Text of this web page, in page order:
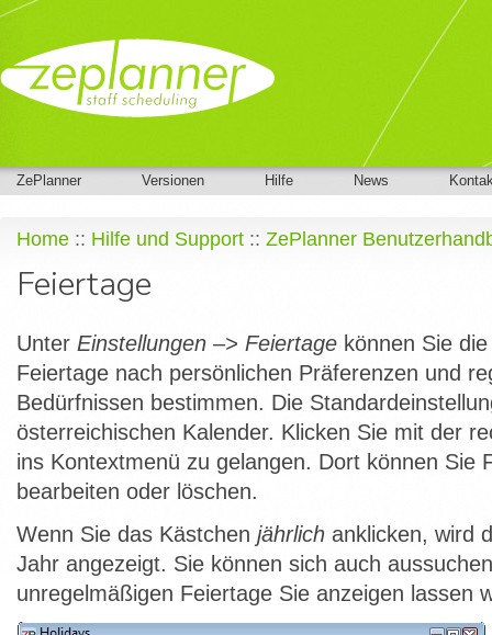
ZePlanner Versionen Hilfe News
Home :: Hilfe und Support :: ZePlanner
Feiertage
Unter Einstellungen –> Feiertage können Sie
Feiertage nach persönlichen Präferenzen und
Bedürfnissen bestimmen. Die
österreichischen Kalender. Klicken Sie mit der
ins Kontextmenü zu gelangen. Dort können Sie
bearbeiten oder löschen.
Wenn Sie das Kästchen jährlich anklicken, wird
Jahr angezeigt. Sie können sich auch
unregelmäßigen Feiertage Sie anzeigen lassen